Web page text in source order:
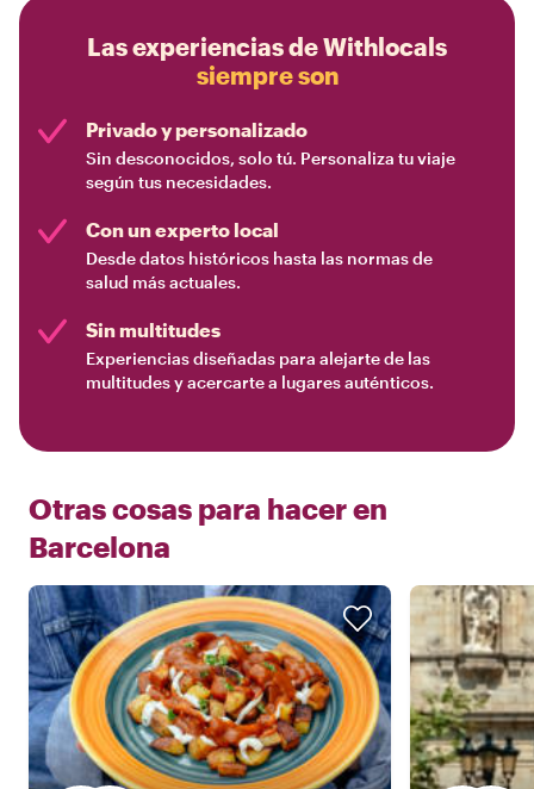
Las experiencias de Withlocals
siempre son
Privado y personalizado
Sin desconocidos, solo tú. Personaliza tu viaje
según tus necesidades.
Con un experto local
Desde datos históricos hasta las normas de
salud más actuales.
Sin multitudes
Experiencias diseñadas para alejarte de las
multitudes y acercarte a lugares auténticos.
Otras cosas para hacer en
Barcelona